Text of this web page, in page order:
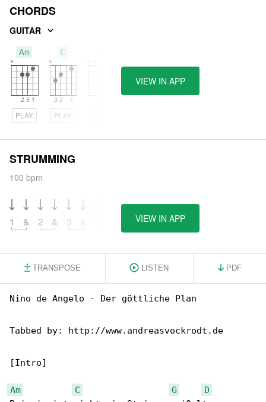
CHORDS
GUITAR
Am
PLAY
C
PLAY
VIEW IN APP
STRUMMING
100 bpm
1 & 2 & 3 VIEW IN APP
TRANSPOSE LISTEN PDF
Nino de Angelo - Der göttliche Plan
Tabbed by: http://www.andreasvockrodt.de
[Intro]
Am C G
D